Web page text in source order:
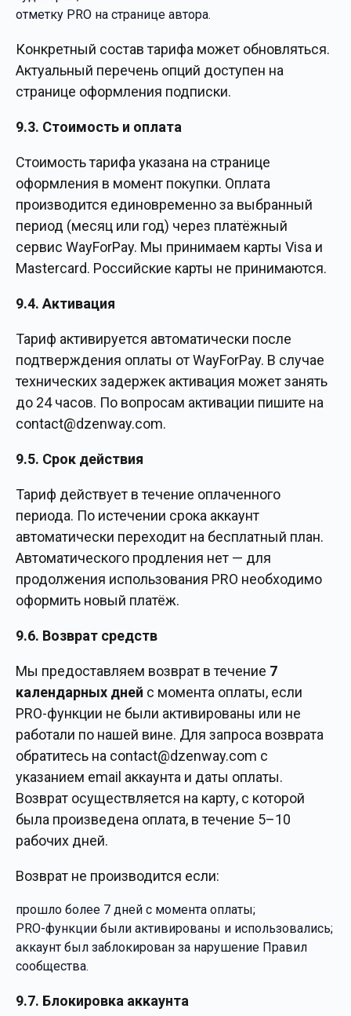
отметку PRO на странице автора.
Конкретный состав тарифа может обновляться.
Актуальный перечень опций доступен на
странице оформления подписки.
9.3. Стоимость и оплата
Стоимость тарифа указана на странице
оформления в момент покупки. Оплата
производится единовременно за выбранный
период (месяц или год) через платёжный
сервис WayForPay. Мы принимаем карты Visa и
Mastercard. Российские карты не принимаются.
9.4. Активация
Тариф активируется автоматически после
подтверждения оплаты от WayForPay. В случае
технических задержек активация может занять
до 24 часов. По вопросам активации пишите на
contact@dzenway.com.
9.5. Срок действия
Тариф действует в течение оплаченного
периода. По истечении срока аккаунт
автоматически переходит на бесплатный план.
Автоматического продления нет — для
продолжения использования PRO необходимо
оформить новый платёж.
9.6. Возврат средств
Мы предоставляем возврат в течение 7
календарных дней с момента оплаты, если
PRO-функции не были активированы или не
работали по нашей вине. Для запроса возврата
обратитесь на contact@dzenway.com с
указанием email аккаунта и даты оплаты.
Возврат осуществляется на карту, с которой
была произведена оплата, в течение 5–10
рабочих дней.
Возврат не производится если:
прошло более 7 дней с момента оплаты;
PRO-функции были активированы и использовались;
аккаунт был заблокирован за нарушение Правил
сообщества.
9.7. Блокировка аккаунта